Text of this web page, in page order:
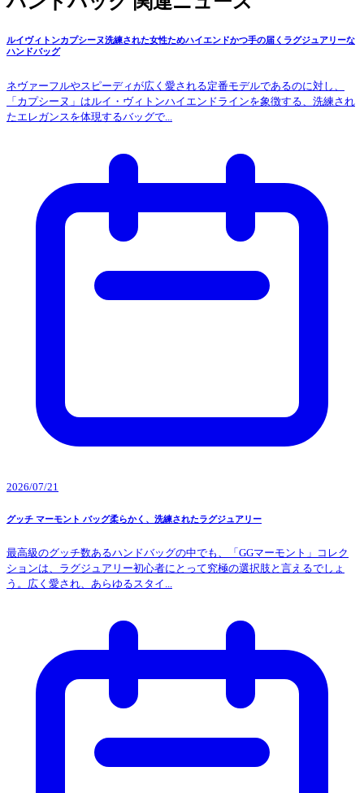
ルイヴィトンカプシーヌ洗練された女性ためハイエンドかつ手の届くラグジュアリーな
ハンドバッグ
ネヴァーフルやスピーディが広く愛される定番モデルであるのに対し、
「カプシーヌ」はルイ・ヴィトンハイエンドラインを象徴する、洗練され
たエレガンスを体現するバッグで...
2026/07/21
グッチ マーモント バッグ柔らかく、洗練されたラグジュアリー
最高級のグッチ数あるハンドバッグの中でも、「GGマーモント」コレク
ションは、ラグジュアリー初心者にとって究極の選択肢と言えるでしょ
う。広く愛され、あらゆるスタイ...